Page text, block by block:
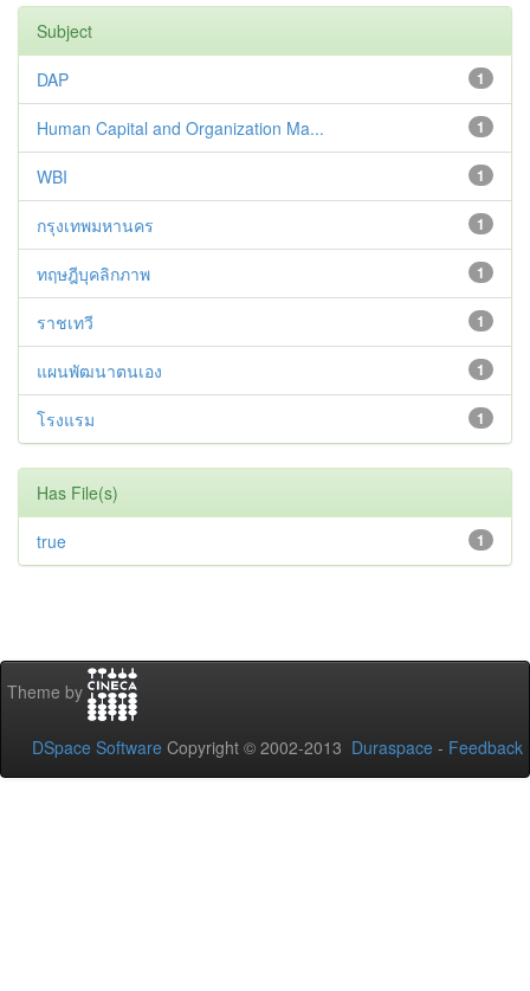
Subject
1
DAP
1
Human Capital and Organization Ma...
1
WBI
1
กรุงเทพมหานคร
1
ทฤษฎีบุคลิกภาพ
1
ราชเทวี
1
แผนพัฒนาตนเอง
1
โรงแรม
Has File(s)
1
true
Theme by
DSpace Software Copyright © 2002-2013 Duraspace - Feedback